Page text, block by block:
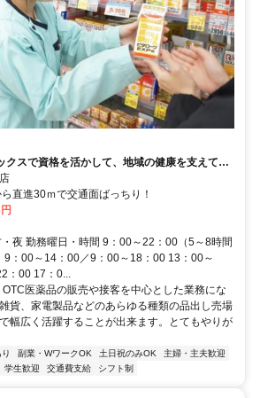
クスで資格を活かして、地域の健康を支えてい
直進30ｍで交通面ばっちり！
夜 勤務曜日・時間 9：00～22：00（5～8時間
9：00～14：00／9：00～18：00 13：00～
：00 17：0...
医薬品の販売や接客を中心とした業務にな
貨、家電製品などのあらゆる種類の品出し売場
幅広く活躍することが出来ます。とてもやりが
副業・WワークOK 土日祝のみOK
主婦・主夫歓迎
学生歓迎 交通費支給 シフト制